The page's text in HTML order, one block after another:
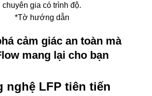
chuyên gia có trình độ.
*Tờ hướng dẫn
cảm giác an toàn mà
mang lại cho bạn
nghệ LFP tiên tiến